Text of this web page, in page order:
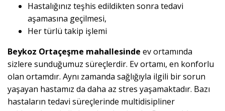
Hastalığınız teşhis edildikten sonra tedavi
aşamasına geçilmesi,
Her türlü takip işlemi
Beykoz Ortaçeşme mahallesinde ev ortamında
sizlere sunduğumuz süreçlerdir. Ev ortamı, en konforlu
olan ortamdır. Aynı zamanda sağlığıyla ilgili bir sorun
yaşayan hastamız da daha az stres yaşamaktadır. Bazı
hastaların tedavi süreçlerinde multidisipliner